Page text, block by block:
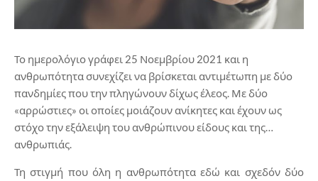
Το ημερολόγιο γράφει 25 Νοεμβρίου 2021 και η
ανθρωπότητα συνεχίζει να βρίσκεται αντιμέτωπη με δύο
πανδημίες που την πληγώνουν δίχως έλεος. Με δύο
«αρρώστιες» οι οποίες μοιάζουν ανίκητες και έχουν ως
στόχο την εξάλειψη του ανθρώπινου είδους και της…
ανθρωπιάς.
Τη στιγμή που όλη η ανθρωπότητα εδώ και σχεδόν δύο